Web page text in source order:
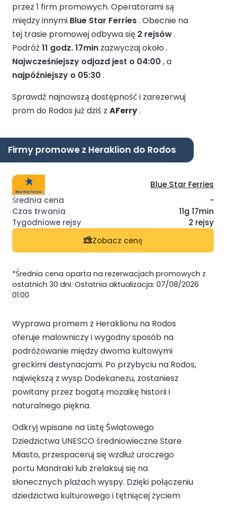
przez 1 firm promowych. Operatorami są
między innymi Blue Star Ferries. Obecnie na
tej trasie promowej odbywa się 2 rejsów.
Podróż 11 godz. 17min zazwyczaj około .
Najwcześniejszy odjazd jest o 04:00 , a
najpóźniejszy o 05:30 .
Sprawdź najnowszą dostępność i zarezerwuj
prom do Rodos już dziś z AFerry.
Firmy promowe z Heraklion do Rodos
Blue Star Ferries
-
11g 17min
2 rejsy
Zobacz cenę
*Średnia cena oparta na rezerwacjach promowych z
ostatnich 30 dni. Ostatnia aktualizacja: 07/08/2026
01:00
Wyprawa promem z Heraklionu na Rodos
oferuje malowniczy i wygodny sposób na
podróżowanie między dwoma kultowymi
greckimi destynacjami. Po przybyciu na Rodos,
największą z wysp Dodekanezu, zostaniesz
powitany przez bogatą mozaikę historii i
naturalnego piękna.
Odkryj wpisane na Listę Światowego
Dziedzictwa UNESCO średniowieczne Stare
Miasto, przespaceruj się wzdłuż uroczego
portu Mandraki lub zrelaksuj się na
słonecznych plażach wyspy. Dzięki połączeniu
dziedzictwa kulturowego i tętniącej życiem